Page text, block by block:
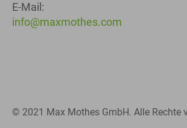
E-Mail:
info@maxmothes.com
© 2021 Max Mothes GmbH. Alle Rechte